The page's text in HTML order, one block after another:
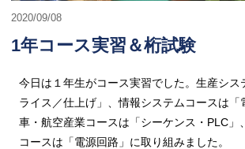
2020/09/08
1年コース実習＆桁試験
今日は１年生がコース実習でした。生産シス
ライス／仕上げ」、情報システムコースは「
車・航空産業コースは「シーケンス・PLC」
コースは「電源回路」に取り組みました。